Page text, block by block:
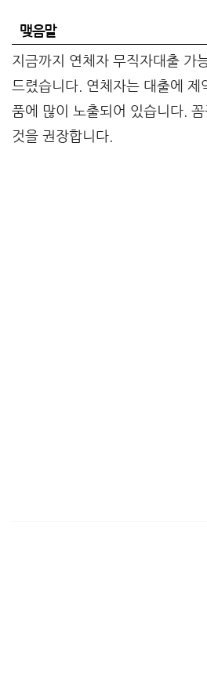
맺음말
지금까지 연체자 무직자대출 가
드렸습니다. 연체자는 대출에 제
품에 많이 노출되어 있습니다.
것을 권장합니다.